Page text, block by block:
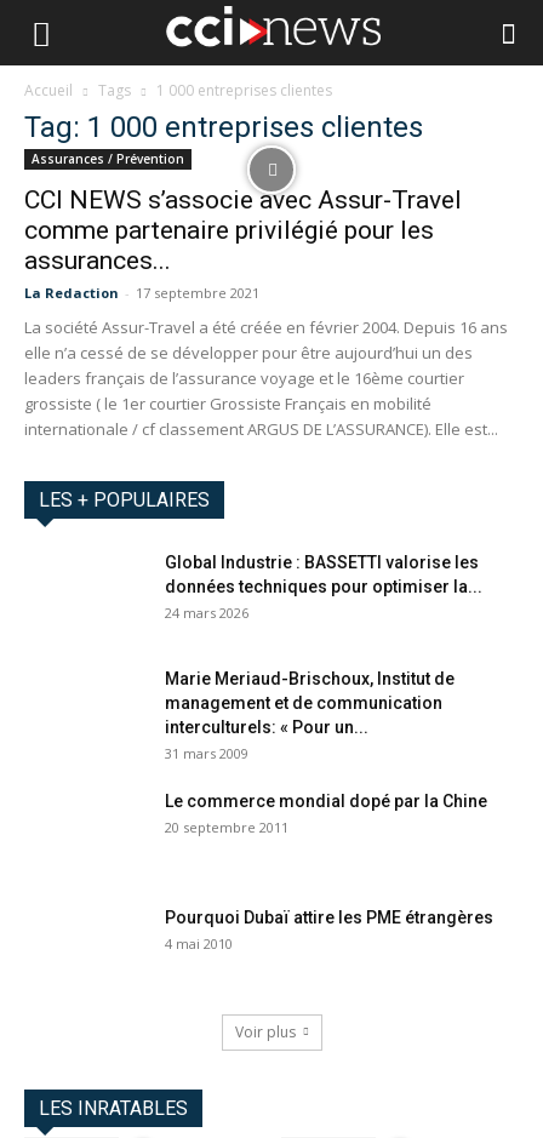
Accueil Tags 1 000 entreprises clientes
Tag: 1 000 entreprises clientes
Assurances / Prévention
CCI NEWS s’associe avec Assur-Travel
comme partenaire privilégié pour les
assurances...
La Redaction - 17 septembre 2021
La société Assur-Travel a été créée en février 2004. Depuis 16 ans
elle n’a cessé de se développer pour être aujourd’hui un des
leaders français de l’assurance voyage et le 16ème courtier
grossiste ( le 1er courtier Grossiste Français en mobilité
internationale / cf classement ARGUS DE L’ASSURANCE). Elle est...
LES + POPULAIRES
Global Industrie : BASSETTI valorise les
données techniques pour optimiser la...
24 mars 2026
Marie Meriaud-Brischoux, Institut de
management et de communication
interculturels: « Pour un...
31 mars 2009
Le commerce mondial dopé par la Chine
20 septembre 2011
Pourquoi Dubaï attire les PME étrangères
4 mai 2010
Voir plus
LES INRATABLES